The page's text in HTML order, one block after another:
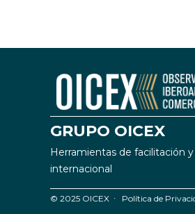
GRUPO OICEX
Herramientas de facilitación
internacional
© 2025 OICEX ∙ Política de